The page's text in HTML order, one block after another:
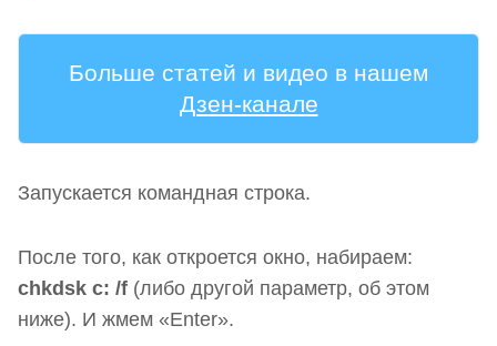
Больше статей и видео в нашем
Дзен-канале
Запускается командная строка.
После того, как откроется окно, набираем:
chkdsk c: /f (либо другой параметр, об этом
ниже). И жмем «Enter».